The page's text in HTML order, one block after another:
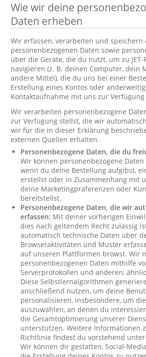
Wie wir deine
Daten erheben
Wir erfassen, verarbeiten und speichern
personenbezogenen Daten sowie
über die Geräte, die du nutzt, um zu
navigieren (z. B. deinen Computer, dein
andere Mittel), die du uns bei einer
Erstellung eines Kontos oder
Kontaktaufnahme mit uns zur
Wir verarbeiten personenbezogene
zur Verfügung stellst, die wir
wir für die in dieser Erklärung
externen Quellen erhalten.
Personenbezogene Daten, die du
Wir können personenbezogene
wenn du deine Bestellung aufgibst,
erstellst oder in Zusammenhang mit
deine Marketingpräferenzen oder
bereitstellst.
Personenbezogene Daten, die wir
erfassen: Mit deiner vorherigen
dies nach geltendem Recht zulässig
automatisch technische Daten über
Browseraktivitäten und Muster
auf unseren Plattformen browst. Wir
personenbezogenen Daten mithilfe
Serverprotokollen und anderen,
Diese Selbstlernalgorithmen
anschließend nutzen, um deine
personalisieren, insbesondere, um
auszuwählen, an denen du
die Gesamtoptimierung unserer
unterstützen. Weitere Informationen
Richtlinie findest du vorstehend unter
Wir können dir gestatten, Social-